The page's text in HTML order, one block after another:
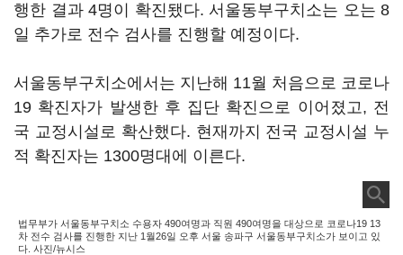
행한 결과 4명이 확진됐다. 서울동부구치소는 오는 8
일 추가로 전수 검사를 진행할 예정이다.
서울동부구치소에서는 지난해 11월 처음으로 코로나
19 확진자가 발생한 후 집단 확진으로 이어졌고, 전
국 교정시설로 확산했다. 현재까지 전국 교정시설 누
적 확진자는 1300명대에 이른다.
법무부가 서울동부구치소 수용자 490여명과 직원 490여명을 대상으로 코로나19 13
차 전수 검사를 진행한 지난 1월26일 오후 서울 송파구 서울동부구치소가 보이고 있
다. 사진/뉴시스